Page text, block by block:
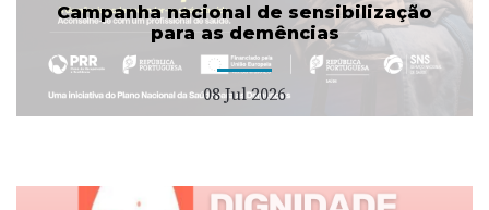
Campanha nacional de sensibilização
para as demências
08 Jul 2026